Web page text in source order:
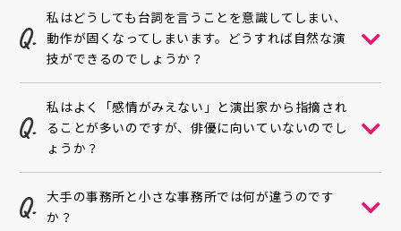
私はどうしても台詞を言うことを意識してしまい、
動作が固くなってしまいます。どうすれば自然な演
技ができるのでしょうか？
私はよく「感情がみえない」と演出家から指摘され
ることが多いのですが、俳優に向いていないのでし
ょうか？
大手の事務所と小さな事務所では何が違うのです
か？